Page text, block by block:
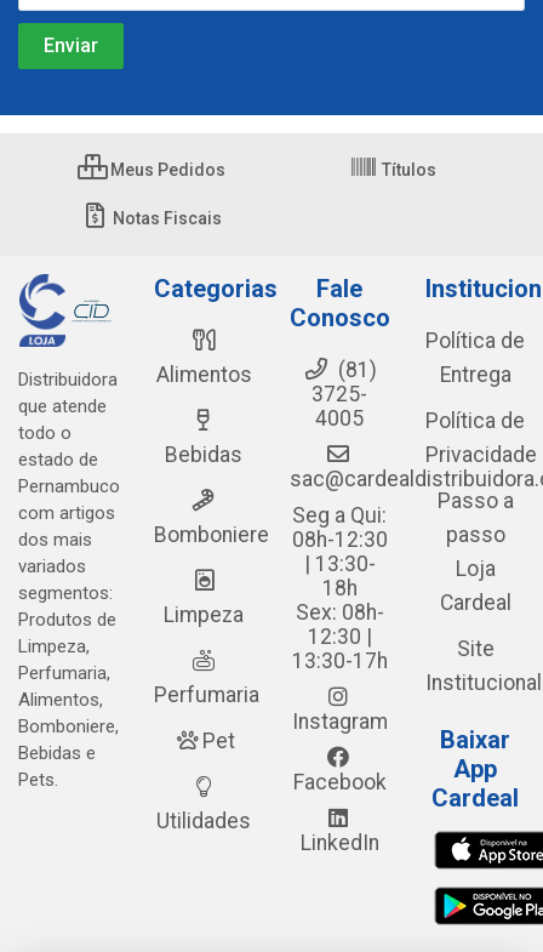
Meus Pedidos Títulos
Notas Fiscais
Distribuidora
que atende
todo o
estado de
Pernambuco
com artigos
dos mais
variados
segmentos:
Produtos de
Limpeza,
Perfumaria,
Alimentos,
Bomboniere,
Bebidas e
Pets.
Categorias
Alimentos
Bebidas
Bomboniere
Limpeza
Perfumaria
Pet
Utilidades
Fale
Conosco
(81)
3725-
4005
Seg a Qui:
08h-12:30
| 13:30-
18h
Sex: 08h-
12:30 |
13:30-17h
Instagram
Facebook
LinkedIn
Política de
Entrega
Política de
Privacidade
Passo a
passo
Loja
Cardeal
Site
Institucional
Baixar
App
Cardeal